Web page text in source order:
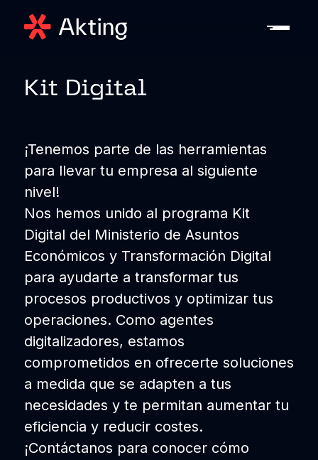
Kit Digital
¡Tenemos parte de las herramientas
para llevar tu empresa al siguiente
nivel!
Nos hemos unido al programa Kit
Digital del Ministerio de Asuntos
Económicos y Transformación Digital
para ayudarte a transformar tus
procesos productivos y optimizar tus
operaciones. Como agentes
digitalizadores, estamos
comprometidos en ofrecerte soluciones
a medida que se adapten a tus
necesidades y te permitan aumentar tu
eficiencia y reducir costes.
¡Contáctanos para conocer cómo